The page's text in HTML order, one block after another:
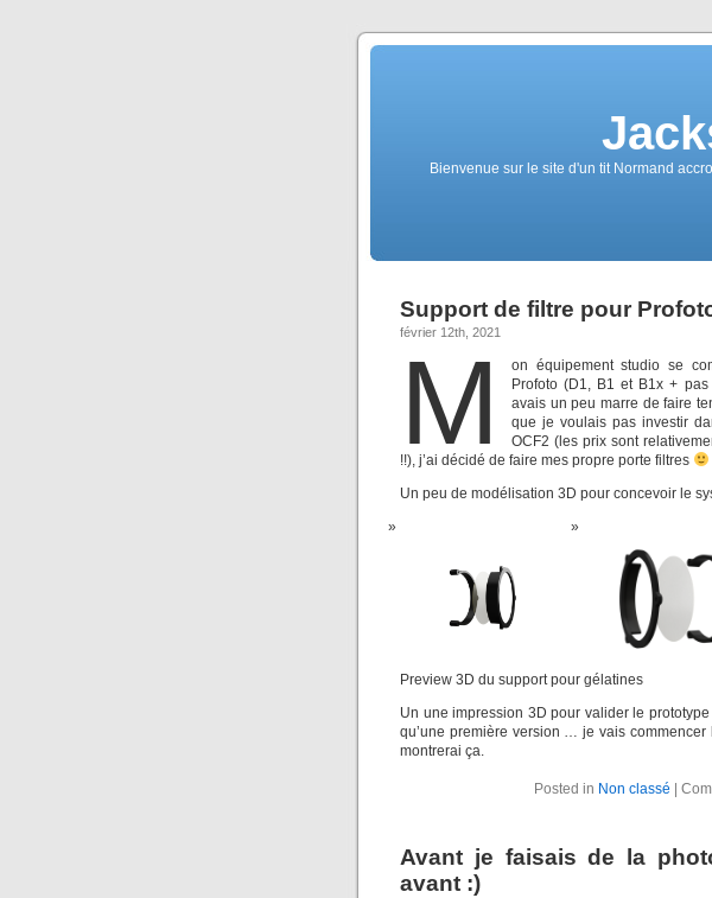
Bienvenue sur le site d'un tit Normand
Support de filtre pour
février 12th, 2021
M
on équipement studio se
Profoto (D1, B1 et B1x +
avais un peu marre de faire
que je voulais pas investir
OCF2 (les prix sont
!!), j’ai décidé de faire mes propre porte filtres
Un peu de modélisation 3D pour concevoir le
Preview 3D du support pour gélatines
Un une impression 3D pour valider le
qu’une première version … je vais
montrerai ça.
Posted in Non classé
Avant je faisais de la
avant :)